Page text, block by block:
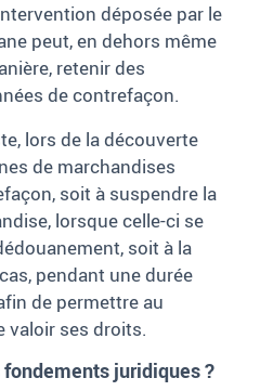
déposée par le
peut, en dehors même
retenir des
de contrefaçon.
lors de la découverte
de marchandises
soit à suspendre la
lorsque celle-ci se
soit à la
pendant une durée
de permettre au
valoir ses droits.
juridiques?